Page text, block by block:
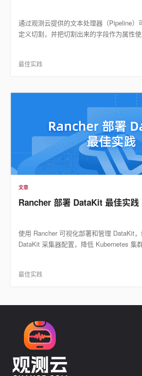
通过观测云提供的文本处理器（Pipeline）
定义切割，并把切割出来的字段作为属性使
最佳实践
文章
Rancher 部署 DataKit 最佳实践
使用 Rancher 可视化部署和管理 DataKit
DataKit 采集器配置，降低 Kubernetes 集
最佳实践